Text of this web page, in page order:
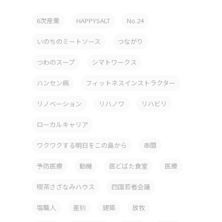
6次産業 HAPPYSALT No.24
いのちのミートソース つながり
つわのスープ シマトワークス
ハンセン病 フィットネスインストラクター
リノベーション リハノワ リハビリ
ローカルキャリア
ワクワクする明日をこの島から 串間
予防医療 動機 医どばた食堂 医療
喫茶さざなみハウス 四国若者会議
塩職人 差別 建築 放牧